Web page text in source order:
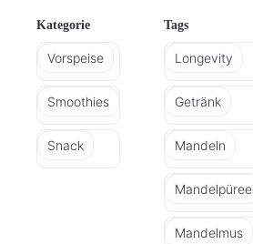
Kategorie
Vorspeise
Smoothies
Snack
Tags
Longevity
Getränk
Mandeln
Mandelpüree
Mandelmus